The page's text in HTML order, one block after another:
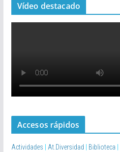
Vídeo destacado
Accesos rápidos
Actividades At.Diversidad Biblioteca